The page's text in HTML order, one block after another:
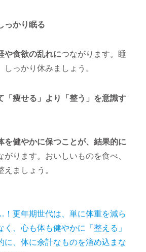
っかり眠る
や食欲の乱れにつながります。睡
っかり休みましょう。
「痩せる」より「整う」を意識す
を健やかに保つことが、結果的に
がります。おいしいものを食べ、
ましょう。
更年期世代は、単に体重を減ら
く、心も体も健やかに「整える」
に、体に余計なものを溜め込まな